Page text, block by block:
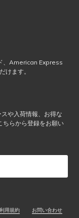
、American Express
けます。
や入荷情報、お得な
ちらから登録をお願い
利用規約 お問い合わせ